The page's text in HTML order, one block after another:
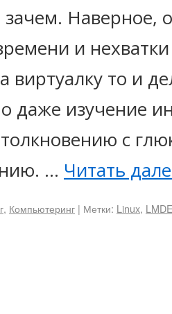
Наверное,
и
виртуалку то и
даже изучение
с
… Читать
, Компьютеринг | Метки: Linux,